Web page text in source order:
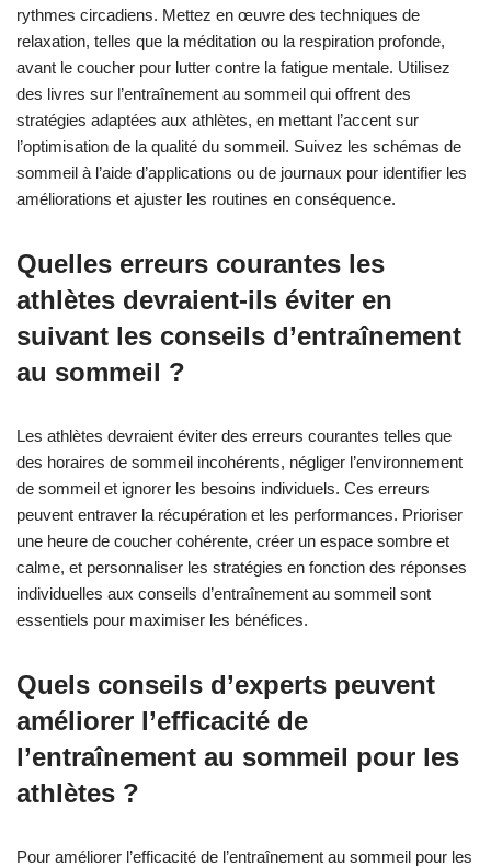
rythmes circadiens. Mettez en œuvre des techniques de
relaxation, telles que la méditation ou la respiration profonde,
avant le coucher pour lutter contre la fatigue mentale. Utilisez
des livres sur l’entraînement au sommeil qui offrent des
stratégies adaptées aux athlètes, en mettant l’accent sur
l’optimisation de la qualité du sommeil. Suivez les schémas de
sommeil à l’aide d’applications ou de journaux pour identifier les
améliorations et ajuster les routines en conséquence.
Quelles erreurs courantes les
athlètes devraient-ils éviter en
suivant les conseils d’entraînement
au sommeil ?
Les athlètes devraient éviter des erreurs courantes telles que
des horaires de sommeil incohérents, négliger l’environnement
de sommeil et ignorer les besoins individuels. Ces erreurs
peuvent entraver la récupération et les performances. Prioriser
une heure de coucher cohérente, créer un espace sombre et
calme, et personnaliser les stratégies en fonction des réponses
individuelles aux conseils d’entraînement au sommeil sont
essentiels pour maximiser les bénéfices.
Quels conseils d’experts peuvent
améliorer l’efficacité de
l’entraînement au sommeil pour les
athlètes ?
Pour améliorer l’efficacité de l’entraînement au sommeil pour les